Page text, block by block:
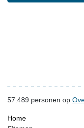
57.489 personen op
Home